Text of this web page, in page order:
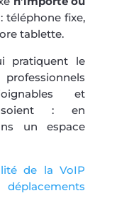
: téléphone fixe,
tablette.
pratiquent le
et
soient : en
un espace
de la VoIP